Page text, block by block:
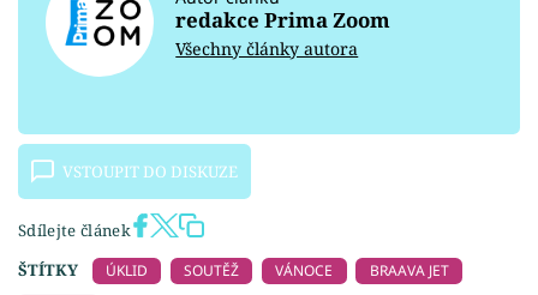
redakce Prima Zoom
Všechny články autora
VSTOUPIT DO DISKUZE
Sdílejte článek
ŠTÍTKY
ÚKLID SOUTĚŽ VÁNOCE
BRAAVA JET